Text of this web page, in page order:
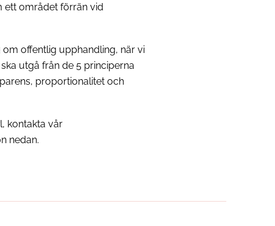
ett området förrän vid
offentlig upphandling, när vi
utgå från de 5 principerna
proportionalitet och
kontakta vår
nedan.